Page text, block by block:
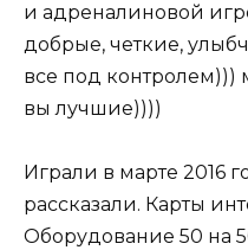
и адреналиновой
добрые, четкие,
все под
вы лучшие))))
Играли в марте 2016
рассказали. Карты
Оборудование 50 на